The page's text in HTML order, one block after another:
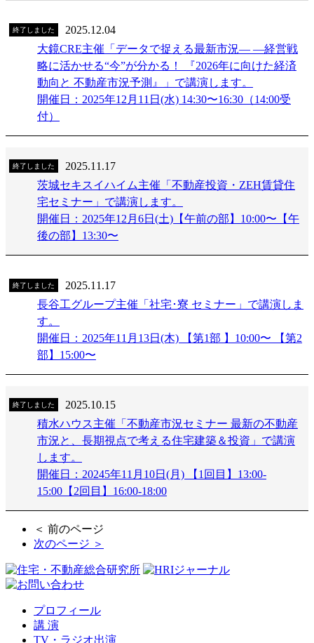
終了しました
2025.12.04
大鏡CRE主催「データで捉える最新市況― ―経営戦
略に活かせる“今”が分かる！ 『2026年に向けた経済
動向と 不動産市況予測』」で講演します。
開催日：2025年12月11日(水) 14:30〜16:30（14:00受
付）
終了しました
2025.11.17
茨城セキスイハイム主催「不動産投資・ZEH賃貸住
宅セミナー」で講演します。
開催日：2025年12月6日(土)【午前の部】10:00〜【午
後の部】13:30〜
終了しました
2025.11.17
長谷工グループ主催「社宅･寮 セミナー」で講演しま
す。
開催日：2025年11月13日(木) 【第1部 】10:00〜 【第2
部】15:00〜
終了しました
2025.10.15
積水ハウス主催「不動産市況セミナー 最新の不動産
市況と、長期視点で考える住宅建築＆投資」で講演
します。
開催日：20245年11月10日(月) 【1回目】13:00-
15:00【2回目】16:00-18:00
＜ 前のページ
次のページ ＞
プロフィール
講 演
TV・ラジオ出演